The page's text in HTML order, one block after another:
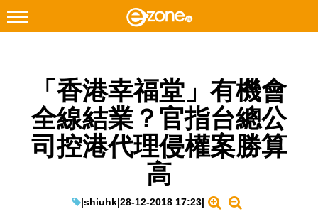
Facebook Instagram
科技焦點
網絡生活
「香港幸福堂」有機會
全線結業？官指台總公
司控港代理侵權案勝算
高
|shiuhk|28-12-2018 17:23|